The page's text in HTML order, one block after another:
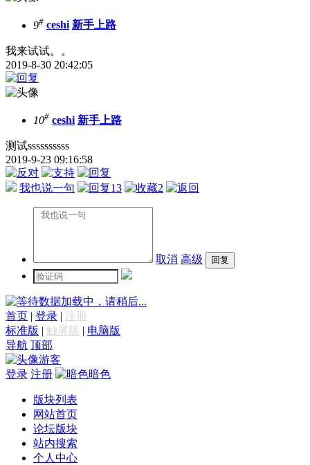
9# ceshi 新手上路
我来试试。。
2019-8-30 20:42:05
10# ceshi 新手上路
测试ssssssssss
2019-9-23 09:16:58
我也说一句 13 2
取消 高级
数据加载中，请稍后...
首页 | 登录 | 注册
标准版 | 触屏版 | 电脑版
导航 顶部
游客
登录 注册 暗色
版块列表
网站首页
论坛版块
站内搜索
个人中心